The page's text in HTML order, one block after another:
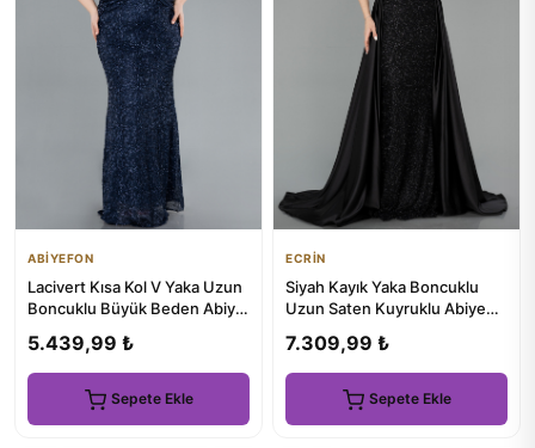
ABİYEFON
Lacivert Kısa Kol V Yaka Uzun
Boncuklu Büyük Beden Abiye
5.439,99 ₺
Sepete Ekle
ECRİN
Siyah Kayık Yaka Boncuklu
Uzun Saten Kuyruklu Abiye
7.309,99 ₺
Sepete Ekle